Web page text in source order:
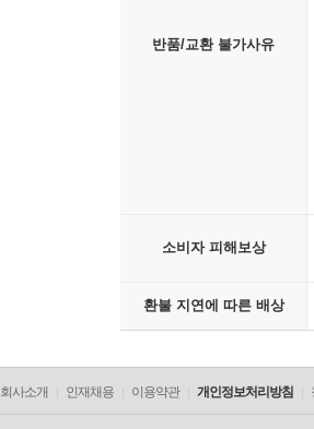
반품/교환 불가사유
소비자 피해보상
환불 지연에 따른 배상
회사소개 인재채용 이용약관 개인정보처리방침